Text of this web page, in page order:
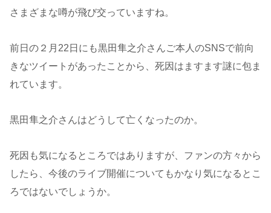
さまざまな噂が飛び交っていますね。
前日の２月22日にも黒田隼之介さんご本人のSNSで前向
きなツイートがあったことから、死因はますます謎に包ま
れています。
黒田隼之介さんはどうして亡くなったのか。
死因も気になるところではありますが、ファンの方々から
したら、今後のライブ開催についてもかなり気になるとこ
ろではないでしょうか。